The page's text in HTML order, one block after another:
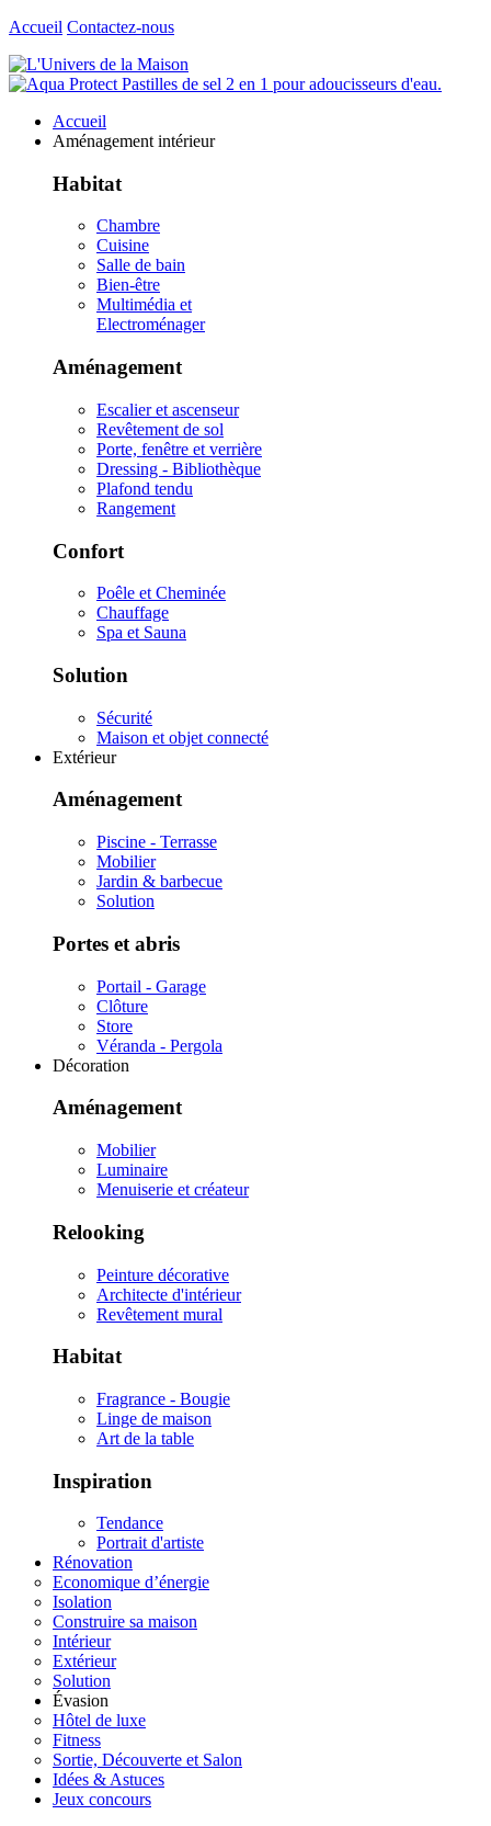
Accueil Contactez-nous
Accueil
Aménagement intérieur
Habitat
Chambre
Cuisine
Salle de bain
Bien-être
Multimédia et
Electroménager
Aménagement
Escalier et ascenseur
Revêtement de sol
Porte, fenêtre et verrière
Dressing - Bibliothèque
Plafond tendu
Rangement
Confort
Poêle et Cheminée
Chauffage
Spa et Sauna
Solution
Sécurité
Maison et objet connecté
Extérieur
Aménagement
Piscine - Terrasse
Mobilier
Jardin & barbecue
Solution
Portes et abris
Portail - Garage
Clôture
Store
Véranda - Pergola
Décoration
Aménagement
Mobilier
Luminaire
Menuiserie et créateur
Relooking
Peinture décorative
Architecte d'intérieur
Revêtement mural
Habitat
Fragrance - Bougie
Linge de maison
Art de la table
Inspiration
Tendance
Portrait d'artiste
Rénovation
Economique d’énergie
Isolation
Construire sa maison
Intérieur
Extérieur
Solution
Évasion
Hôtel de luxe
Fitness
Sortie, Découverte et Salon
Idées & Astuces
Jeux concours